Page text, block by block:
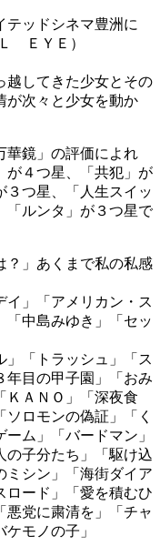
テッドシネマ豊洲に
ＥＹＥ）
越してきた少女とその
が次々と少女を動か
華鏡」の評価によれ
が４つ星、「共犯」が
３つ星、「人生スイッ
「ルンタ」が３つ星で
？」あくまで私の私感
」「アメリカン・ス
「中島みゆき」「セッ
「トラッシュ」「ス
年目の甲子園」「おみ
ＫＡＮＯ」「深夜食
ロモンの偽証」「く
ム」「バードマン」
の子分たち」「駆け込
ミシン」「海街ダイア
ロード」「愛を積むひ
悪党に粛清を」「チャ
モノの子」